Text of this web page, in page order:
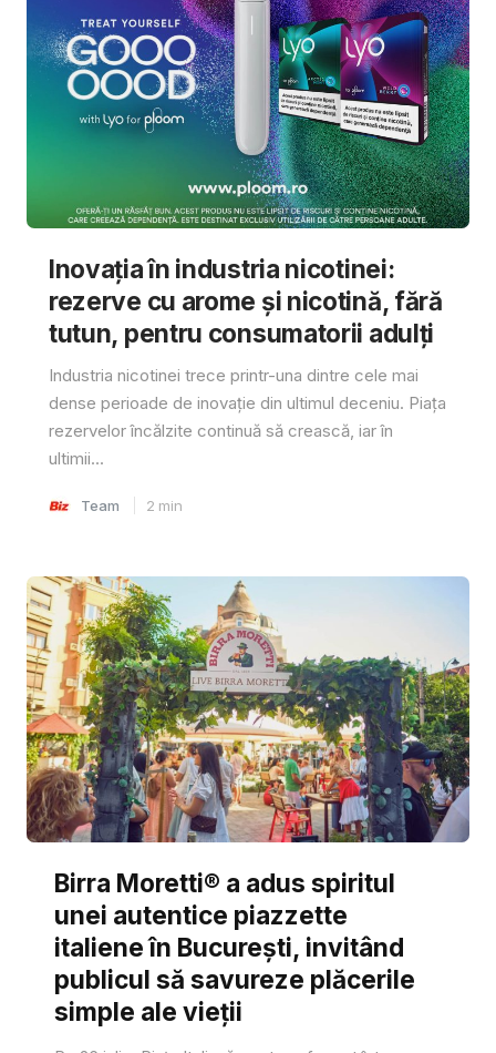
Inovația în industria nicotinei:
rezerve cu arome și nicotină, fără
tutun, pentru consumatorii adulți
Industria nicotinei trece printr-una dintre cele mai
dense perioade de inovație din ultimul deceniu. Piața
rezervelor încălzite continuă să crească, iar în
ultimii...
Team 2 min
Birra Moretti® a adus spiritul
unei autentice piazzette
italiene în București, invitând
publicul să savureze plăcerile
simple ale vieții